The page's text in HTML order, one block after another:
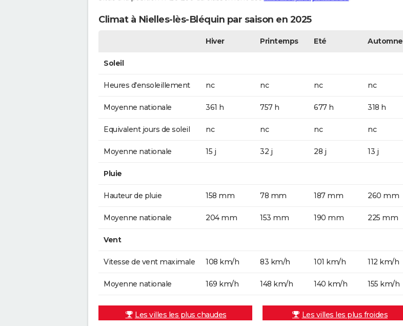
Climat à Nielles-lès-Bléquin par saison en 2025
Hiver Printemps Eté Automne
Soleil
Heures d'ensoleillement nc nc nc nc
Moyenne nationale 361 h 757 h 677 h 318 h
Equivalent jours de soleil nc nc nc nc
Moyenne nationale 15 j 32 j 28 j 13 j
Pluie
Hauteur de pluie 158 mm 78 mm 187 mm 260 mm
Moyenne nationale 204 mm 153 mm 190 mm 225 mm
Vent
Vitesse de vent maximale 108 km/h 83 km/h 101 km/h 112 km/h
Moyenne nationale 169 km/h 148 km/h 140 km/h 155 km/h
Les villes les plus chaudes Les villes les plus froides